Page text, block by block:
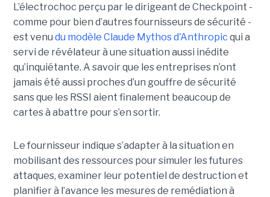
L’électrochoc perçu par le dirigeant de Checkpoint -
comme pour bien d’autres fournisseurs de sécurité -
est venu du modèle Claude Mythos d'Anthropic qui a
servi de révélateur à une situation aussi inédite
qu’inquiétante. A savoir que les entreprises n’ont
jamais été aussi proches d’un gouffre de sécurité
sans que les RSSI aient finalement beaucoup de
cartes à abattre pour s’en sortir.
Le fournisseur indique s’adapter à la situation en
mobilisant des ressources pour simuler les futures
attaques, examiner leur potentiel de destruction et
planifier à l’avance les mesures de remédiation à